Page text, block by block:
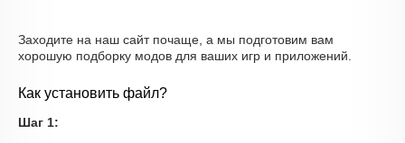
Заходите на наш сайт почаще, а мы подготовим вам
хорошую подборку модов для ваших игр и приложений.
Как установить файл?
Шаг 1: